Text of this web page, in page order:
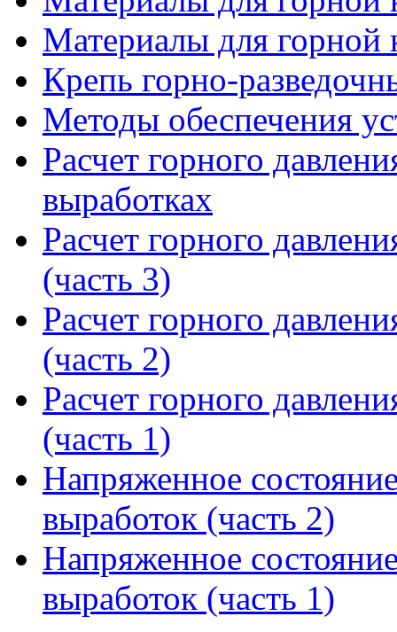
Материалы для горной
Крепь горно-
Методы обеспечения
Расчет горного
выработках
Расчет горного
(часть 3)
Расчет горного
(часть 2)
Расчет горного
(часть 1)
Напряженное
выработок (часть 2)
Напряженное
выработок (часть 1)